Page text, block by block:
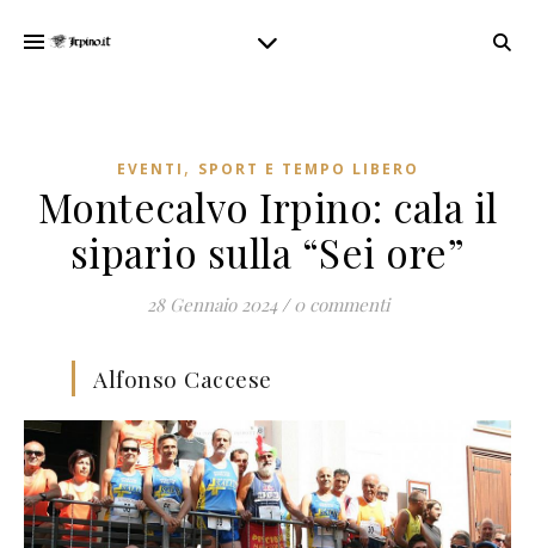
EVENTI , SPORT E TEMPO LIBERO
Montecalvo Irpino: cala il
sipario sulla “Sei ore”
28 Gennaio 2024 / 0 commenti
Alfonso Caccese